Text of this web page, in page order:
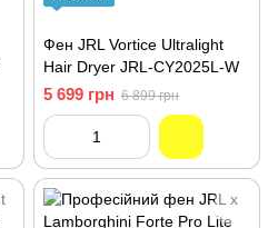
Фен JRL Vortice Ultralight
Hair Dryer JRL-CY2025L-W
5 699 грн 6 899 грн